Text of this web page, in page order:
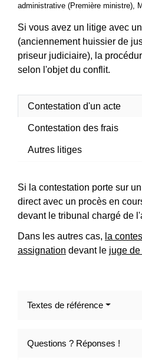
administrative (Première ministre),
Si vous avez un litige avec
(anciennement huissier de
priseur judiciaire), la
selon l'objet du conflit.
Contestation d'un acte
Contestation des frais
Autres litiges
Si la contestation porte sur
direct avec un procès en
devant le tribunal chargé de
Dans les autres cas, la
assignation devant le juge
Textes de référence
Questions ? Réponses !